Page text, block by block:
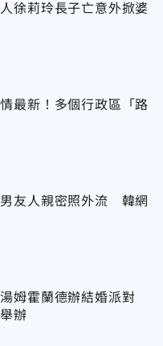
徐莉玲長子亡意外掀婆
最新！多個行政區「路
友人親密照外流 韓網
姆霍蘭德辦結婚派對
辦